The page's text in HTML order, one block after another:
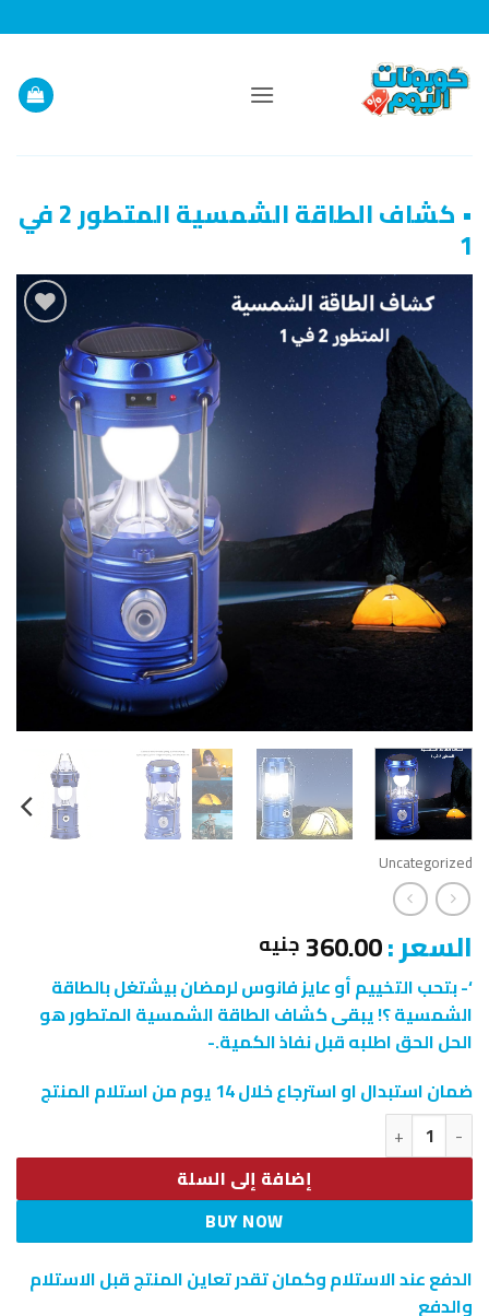
للمحتوى
• كشاف الطاقة الشمسية المتطور 2 في
1
قائمة
الرغبات
Uncategorized
السعر :360.00 جنيه
‘- بتحب التخييم أو عايز فانوس لرمضان بيشتغل بالطاقة
الشمسية ؟! يبقى كشاف الطاقة الشمسية المتطور هو
الحل الحق اطلبه قبل نفاذ الكمية.-
ضمان استبدال او استرجاع خلال 14 يوم من استلام المنتج
كمية • كشاف الطاقة الشمسية المتطور 2 في 1
إضافة إلى السلة
BUY NOW
الدفع عند الاستلام وكمان تقدر تعاين المنتج قبل الاستلام
والدفع